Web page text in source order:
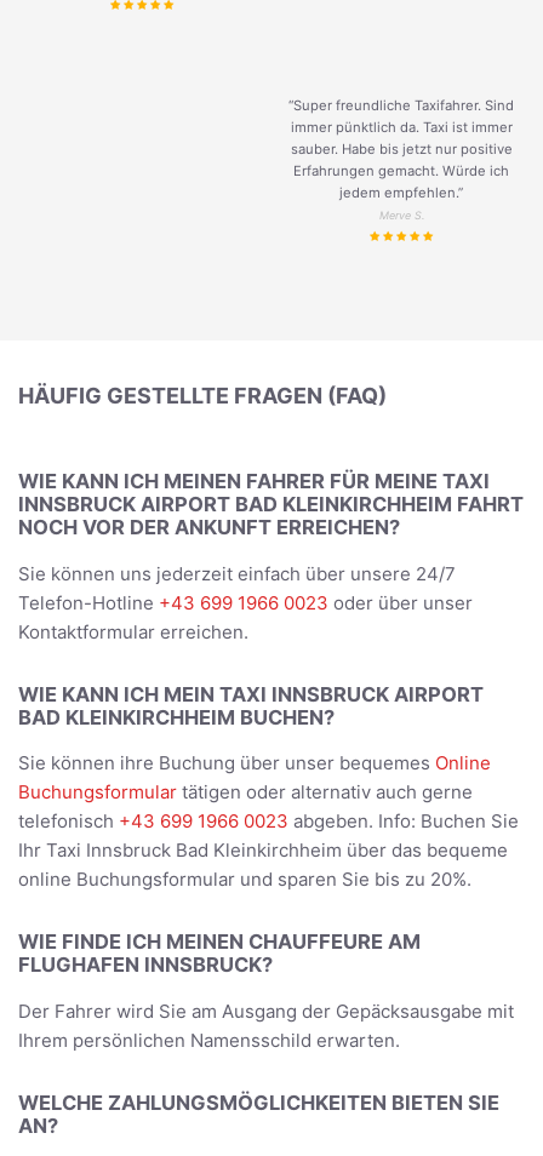
“Super freundliche Taxifahrer. Sind
immer pünktlich da. Taxi ist immer
sauber. Habe bis jetzt nur positive
Erfahrungen gemacht. Würde ich
jedem empfehlen.”
Merve S.
HÄUFIG GESTELLTE FRAGEN (FAQ)
WIE KANN ICH MEINEN FAHRER FÜR MEINE TAXI
INNSBRUCK AIRPORT BAD KLEINKIRCHHEIM FAHRT
NOCH VOR DER ANKUNFT ERREICHEN?
Sie können uns jederzeit einfach über unsere 24/7
Telefon-Hotline +43 699 1966 0023 oder über unser
Kontaktformular erreichen.
WIE KANN ICH MEIN TAXI INNSBRUCK AIRPORT
BAD KLEINKIRCHHEIM BUCHEN?
Sie können ihre Buchung über unser bequemes Online
Buchungsformular tätigen oder alternativ auch gerne
telefonisch +43 699 1966 0023 abgeben. Info: Buchen Sie
Ihr Taxi Innsbruck Bad Kleinkirchheim über das bequeme
online Buchungsformular und sparen Sie bis zu 20%.
WIE FINDE ICH MEINEN CHAUFFEURE AM
FLUGHAFEN INNSBRUCK?
Der Fahrer wird Sie am Ausgang der Gepäcksausgabe mit
Ihrem persönlichen Namensschild erwarten.
WELCHE ZAHLUNGSMÖGLICHKEITEN BIETEN SIE
AN?